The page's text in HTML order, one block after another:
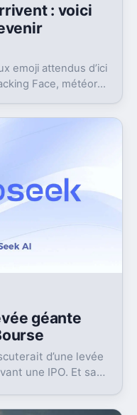
: voici
emoji attendus d’ici
Face, météore
géante
d’une levée
une IPO. Et sa